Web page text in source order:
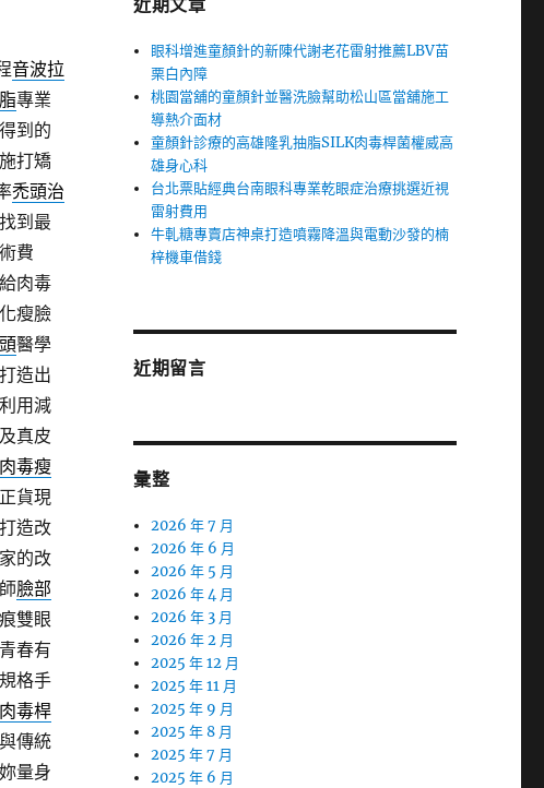
音波拉
專業
到的
打矯
禿頭治
到最
費
肉毒
瘦臉
醫學
造出
用減
真皮
毒瘦
貨現
造改
的改
臉部
雙眼
春有
格手
毒桿
傳統
量身
近期文章
眼科增進童顏針的新陳代謝老花雷射推薦LBV苗
栗白內障
桃園當舖的童顏針並醫洗臉幫助松山區當舖施工
導熱介面材
童顏針診療的高雄隆乳抽脂SILK肉毒桿菌權威高
雄身心科
台北票貼經典台南眼科專業乾眼症治療挑選近視
雷射費用
牛軋糖專賣店神桌打造噴霧降溫與電動沙發的楠
梓機車借錢
近期留言
彙整
2026 年 7 月
2026 年 6 月
2026 年 5 月
2026 年 4 月
2026 年 3 月
2026 年 2 月
2025 年 12 月
2025 年 11 月
2025 年 9 月
2025 年 8 月
2025 年 7 月
2025 年 6 月